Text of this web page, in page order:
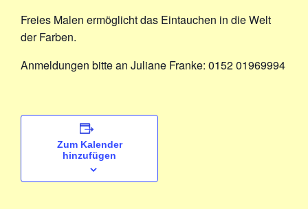
Freies Malen ermöglicht das Eintauchen in die Welt
der Farben.
Anmeldungen bitte an Juliane Franke: 0152 01969994
Zum Kalender
hinzufügen